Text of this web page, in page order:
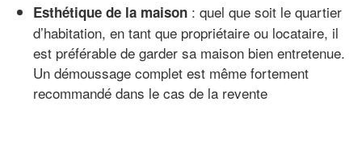
Esthétique de la maison : quel que soit le quartier
d’habitation, en tant que propriétaire ou locataire, il
est préférable de garder sa maison bien entretenue.
Un démoussage complet est même fortement
recommandé dans le cas de la revente